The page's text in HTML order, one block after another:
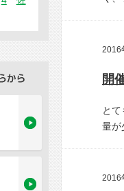
2016
と
量が
2016